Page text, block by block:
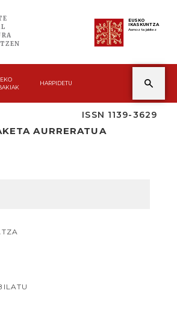
EUSKO
IKASKUNTZA
Asmoz ta jakitez
HARPIDETU
ISSN 1139-3629
AURRERATUA